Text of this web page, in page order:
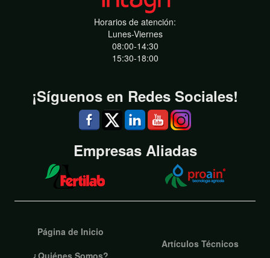
Horarios de atención:
Lunes-Viernes
08:00-14:30
15:30-18:00
¡Síguenos en Redes Sociales!
Empresas Aliadas
Página de Inicio
¿Quiénes Somos?
Artículos Técnicos